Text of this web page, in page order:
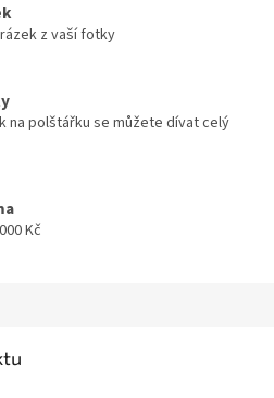
z vaší fotky
na polštářku se můžete dívat celý
Kč